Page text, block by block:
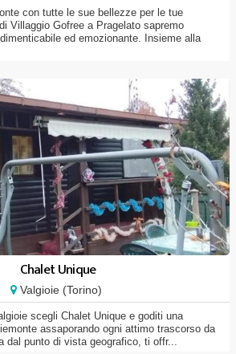
con tutte le sue bellezze per le tue
Villaggio Gofree a Pragelato sapremo
ed emozionante. Insieme alla
Chalet Unique
Valgioie (Torino)
scegli Chalet Unique e goditi una
assaporando ogni attimo trascorso da
dal punto di vista geografico, ti offr...